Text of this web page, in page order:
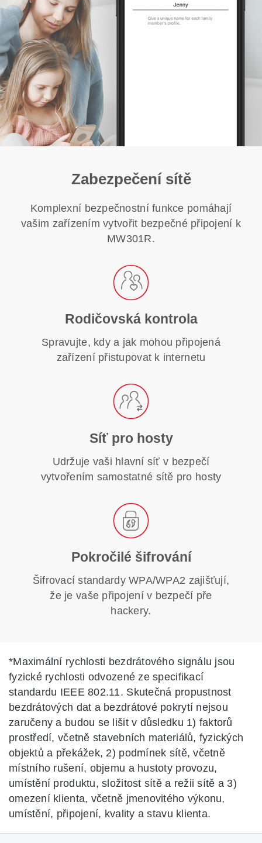
Zabezpečení sítě
Komplexní bezpečnostní funkce pomáhají
vašim zařízením vytvořit bezpečné připojení k
MW301R.
Rodičovská kontrola
Spravujte, kdy a jak mohou připojená
zařízení přistupovat k internetu
Síť pro hosty
Udržuje vaši hlavní síť v bezpečí
vytvořením samostatné sítě pro hosty
Pokročilé šifrování
Šifrovací standardy WPA/WPA2 zajišťují,
že je vaše připojení v bezpečí pře
hackery.
*Maximální rychlosti bezdrátového signálu jsou
fyzické rychlosti odvozené ze specifikací
standardu IEEE 802.11. Skutečná propustnost
bezdrátových dat a bezdrátové pokrytí nejsou
zaručeny a budou se lišit v důsledku 1) faktorů
prostředí, včetně stavebních materiálů, fyzických
objektů a překážek, 2) podmínek sítě, včetně
místního rušení, objemu a hustoty provozu,
umístění produktu, složitost sítě a režii sítě a 3)
omezení klienta, včetně jmenovitého výkonu,
umístění, připojení, kvality a stavu klienta.